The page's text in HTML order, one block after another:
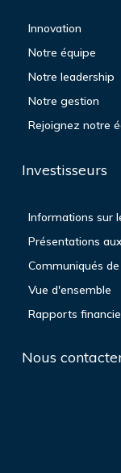
Innovation
Notre équipe
Notre leadership
Notre gestion
Rejoignez notre
Investisseurs
Informations sur
Présentations
Communiqués
Vue d'ensemble
Rapports
Nous